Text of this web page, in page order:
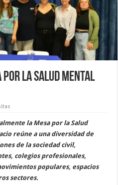
por la Salud Mental
la Mesa por la Salud
reúne a una diversidad de
de la sociedad civil,
colegios profesionales,
populares, espacios
sectores.